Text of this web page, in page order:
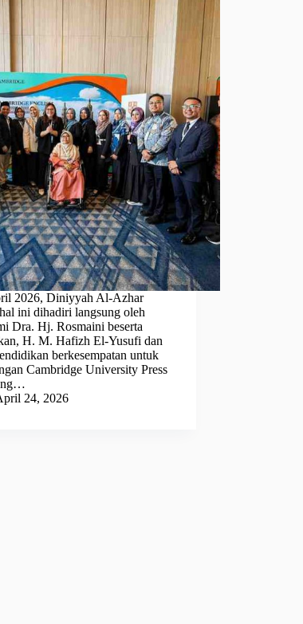
2026, Diniyyah Al-Azhar
ini dihadiri langsung oleh
Dra. Hj. Rosmaini beserta
H. M. Hafizh El-Yusufi dan
berkesempatan untuk
Cambridge University Press
24, 2026